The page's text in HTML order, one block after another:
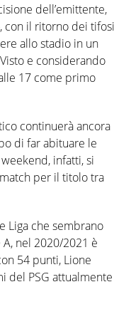
dell’emittente,
con il ritorno dei tifosi
allo stadio in un
e considerando
17 come primo
continuerà ancora
di far abituare le
infatti, si
per il titolo tra
Liga che sembrano
nel 2020/2021 è
54 punti, Lione
del PSG attualmente